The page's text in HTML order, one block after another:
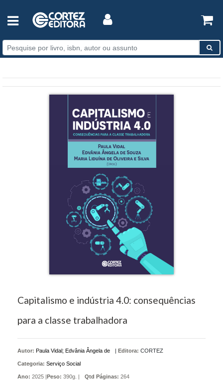
Capitalismo e indústria 4.0: consequências
para a classe trabalhadora
Autor: Paula Vidal; Edvânia Ângela de Editora: CORTEZ
Categoria: Serviço Social
Ano: 2025 | Peso: 390g. | Qtd Páginas: 264